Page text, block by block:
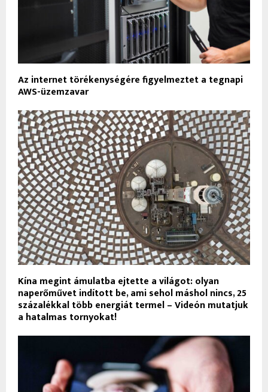
Az internet törékenységére figyelmeztet a tegnapi
AWS-üzemzavar
Kína megint ámulatba ejtette a világot: olyan
naperőművet indított be, ami sehol máshol nincs, 25
százalékkal több energiát termel – Videón mutatjuk
a hatalmas tornyokat!